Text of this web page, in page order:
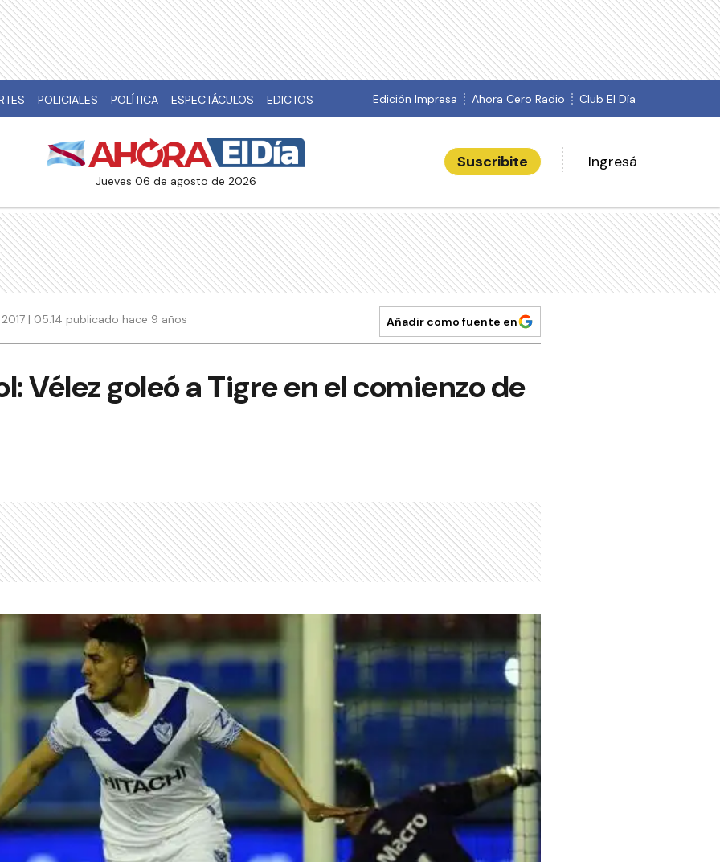
POLICIALES POLÍTICA ESPECTÁCULOS EDICTOS Edición Impresa Ahora Cero Radio Club El Día
jueves 06 de agosto de 2026
Suscribite Ingresá
| 05:14 publicado hace 9 años Añadir como fuente en
Vélez goleó a Tigre en el comienzo de